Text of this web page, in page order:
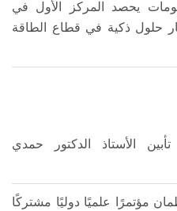
يحصد المركز الأول في
حلول ذكية في قطاع الطاقة
الأستاذ الدكتور حمدي
مؤتمرًا علميًا دوليًا مشتركًا